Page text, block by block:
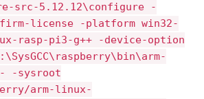
src-5.12.12\configure -
license -platform win32-
rasp-pi3-g++ -device-option
-sysroot
arm-linux-